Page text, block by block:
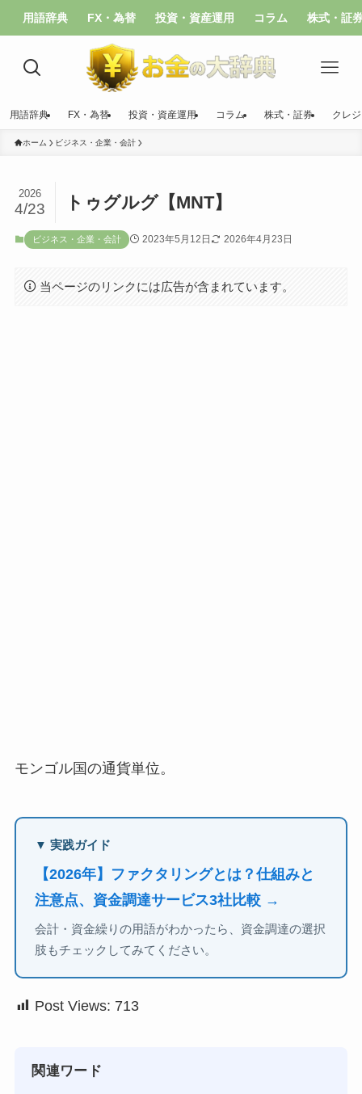
用語辞典 FX・為替 投資・資産運用 コラム 株式・証
用語辞典 FX・為替 投資・資産運用 コラム 株式・証券 クレ
ホーム ビジネス・企業・会計
トゥグルグ【MNT】
2026
4/23
ビジネス・企業・会計 2023年5月12日 2026年4月23日
当ページのリンクには広告が含まれています。
モンゴル国の通貨単位。
▼ 実践ガイド
【2026年】ファクタリングとは？仕組みと
注意点、資金調達サービス3社比較 →
会計・資金繰りの用語がわかったら、資金調達の選択
肢もチェックしてみてください。
Post Views: 713
関連ワード